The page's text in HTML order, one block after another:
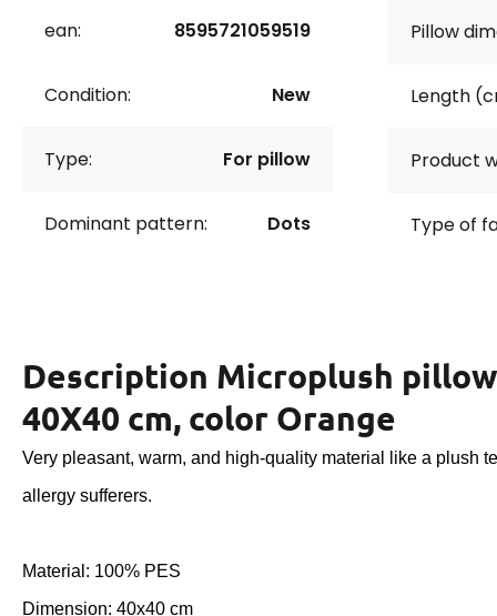
ean: 8595721059519
Condition: New
Type: For pillow
Dominant pattern: Dots
Pillow
Length
Product
Type of
Description Microplush
40X40 cm, color Orange
Very pleasant, warm, and high-quality material like a plush
allergy sufferers.
Material: 100% PES
Dimension: 40x40 cm